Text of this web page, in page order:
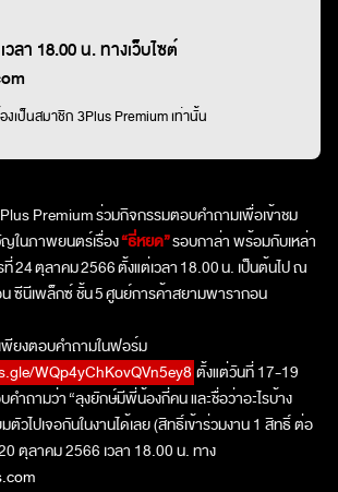
Premiumร่วมกิจกรรมตอบคำถามเพื่อเข้าชม
ในภาพยนตร์เรื่อง“ธี่หยด”รอบกาล่า พร้อมกับเหล่า
ที่24ตุลาคม2566ตั้งแต่เวลา18.00น. เป็นต้นไป ณ
ซีนีเพล็กซ์ ชั้น5ศูนย์การค้าสยามพารากอน
พียงตอบคำถามในฟอร์ม
WQp4yChKovQVn5ey8 ตั้งแต่วันที่ 17-19
คำถามว่า“ลุงยักษ์มีพี่น้องกี่คน และชื่อว่าอะไรบ้าง
ตัวไปเจอกันในงานได้เลย (สิทธิ์เข้าร่วมงาน 1 สิทธิ์ ต่อ
ตุลาคม 2566 เวลา 18.00 น. ทาง
ลา 18.00 น. ทางเว็บไซต์
งเป็นสมาชิก 3Plus Premium เท่านั้น